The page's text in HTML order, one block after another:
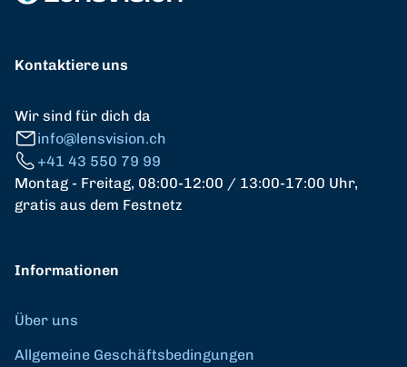
Kontaktiere uns
Wir sind für dich da
info@lensvision.ch
+41 43 550 79 99
Montag - Freitag, 08:00-12:00 / 13:00-17:00 Uhr,
gratis aus dem Festnetz
Informationen
Über uns
Allgemeine Geschäftsbedingungen